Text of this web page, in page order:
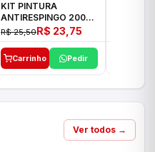
KIT PINTURA
ANTIRESPINGO 2003
ATLAS 03 PCS
R$ 25,50R$ 23,75
Carrinho Pedir
Ver todos →